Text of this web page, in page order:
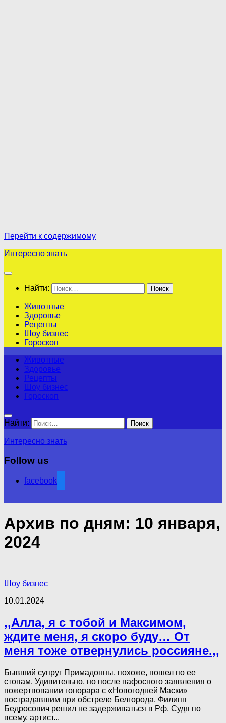
Перейти к содержимому
Интересно знать
Найти:
Животные
Здоровье
Рецепты
Шоу бизнес
Гороскоп
Животные
Здоровье
Рецепты
Шоу бизнес
Гороскоп
Найти:
Интересно знать
Follow us
facebook
Архив по дням: 10 января,
2024
Шоу бизнес
10.01.2024
,,Алла, я с тобой и Максимом,
ждите меня, я скоро буду… От
меня тоже отвернулись россияне.,,
Бывший супруг Примадонны, похоже, пошел по ее
стопам. Удивительно, но после пафосного заявления о
пожертвовании гонорара с «Новогодней Маски»
пострадавшим при обстреле Белгорода, Филипп
Бедросович решил не задерживаться в Рф. Судя по
всему, артист...